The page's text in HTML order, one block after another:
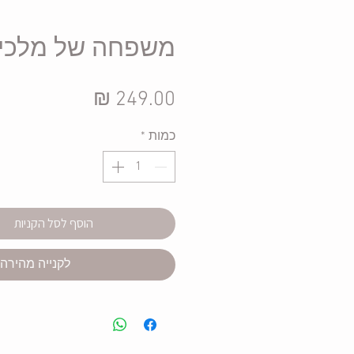
משפחה של
כמות *
הוסף לסל הקניות
לקנייה מהירה